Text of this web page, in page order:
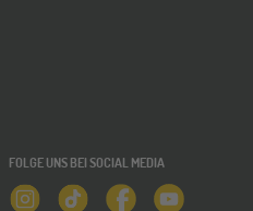
FOLGE UNS BEI SOCIAL MEDIA